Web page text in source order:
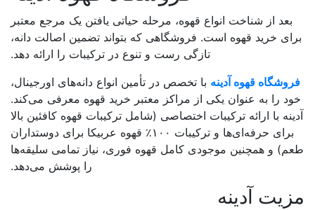
از شناخت انواع قهوه، مرحله حیاتی یافتن یک مرجع معتبر
خرید قهوه است. فروشگاهی که بتواند تضمین اصالت دانه،
تازگی رست و تنوع در ترکیبات را ارائه دهد.
قهوه آدینهبا تخصص در تأمین انواع دانه‌های اورجینال،
به عنوان یکی از مراکز معتبر خرید قهوه معرفی می‌کند.
با ارائه ترکیبات اختصاصی (شامل ترکیبات قهوه کافئین بالا
برای حرفه‌ای‌ها و ترکیبات ۱۰۰٪ قهوه عربیکا برای دوستداران
همچنین موجودی کامل قهوه فوری، نیاز تمامی سلیقه‌ها
را پوشش می‌دهد.
آدینه